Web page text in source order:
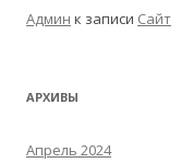
Админ к записи Сайт
АРХИВЫ
Апрель 2024